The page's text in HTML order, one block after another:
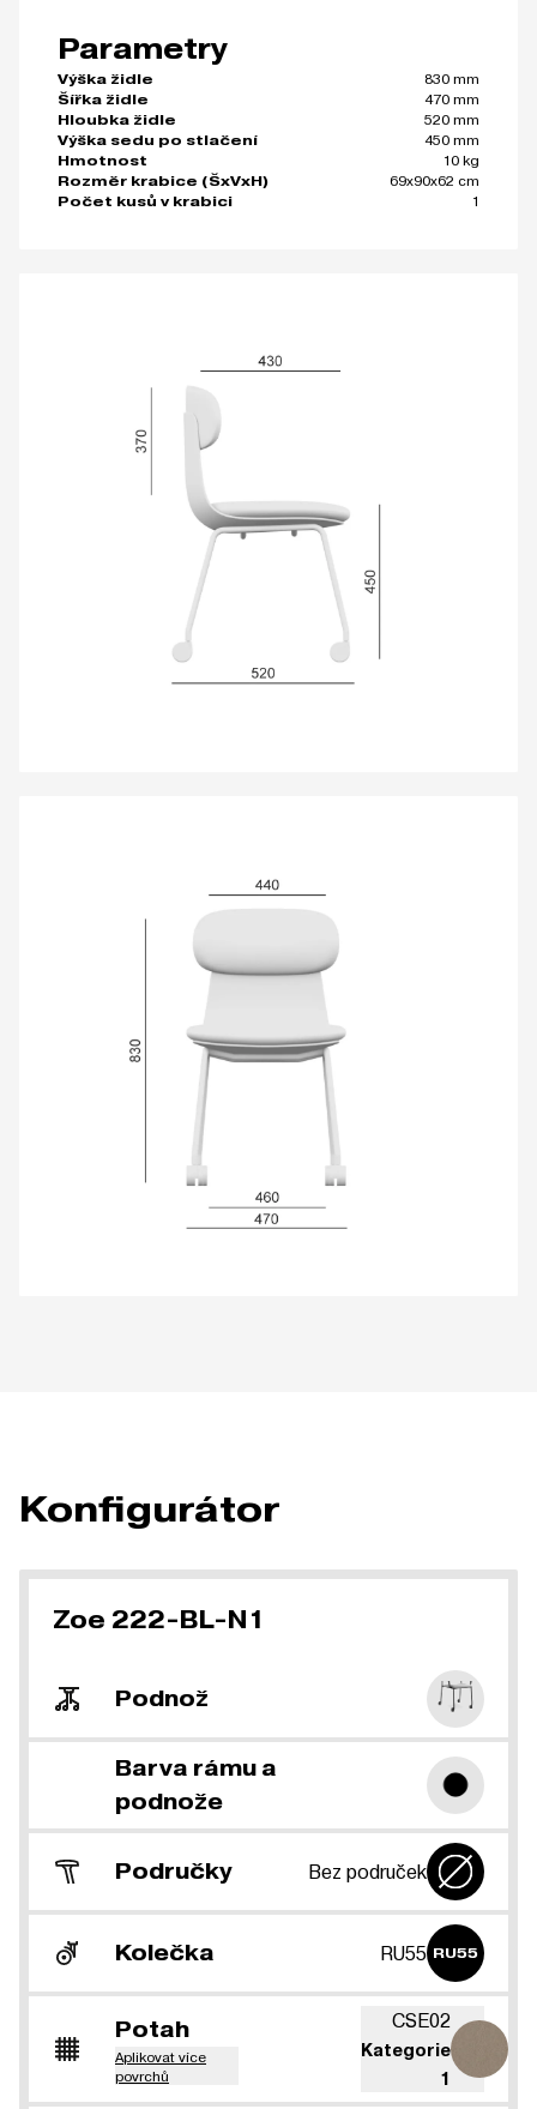
Parametry
Výška židle
830 mm
Šířka židle
470 mm
Hloubka židle
520 mm
Výška sedu po stlačení
450 mm
Hmotnost
10 kg
Rozměr krabice (ŠxVxH)
69x90x62 cm
Počet kusů v krabici
1
Konfigurátor
Zoe 222-BL-N1
Podnož
Barva rámu a
podnože
Područky Bez područek
Kolečka RU55 RU55
Potah
Aplikovat více
povrchů
CSE02
Kategorie
1